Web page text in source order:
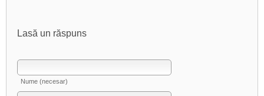
Lasă un răspuns
Nume (necesar)